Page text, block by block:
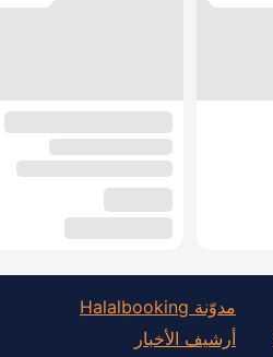
مدوّنة Halalbooking
أرشيف الأخبار